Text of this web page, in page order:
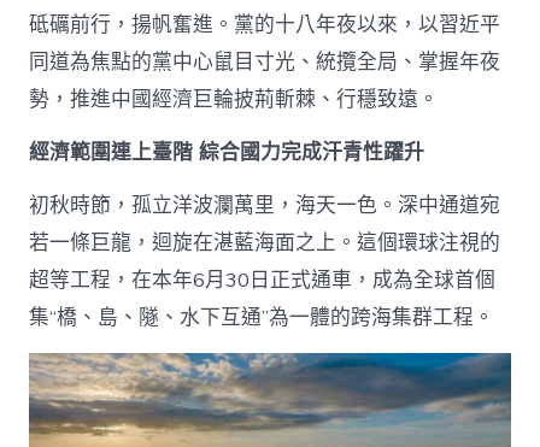
年
查
包
養
app
經
濟
成
長
成
績
綜
述
_
中
國
網〉
中
砥礪前行，揚帆奮進。黨的十八年夜以來，以習近平
同道為焦點的黨中心鼠目寸光、統攬全局、掌握年夜
勢，推進中國經濟巨輪披荊斬棘、行穩致遠。
經濟範圍連上臺階 綜合國力完成汗青性躍升
初秋時節，孤立洋波瀾萬里，海天一色。深中通道宛
若一條巨龍，迴旋在湛藍海面之上。這個環球注視的
超等工程，在本年6月30日正式通車，成為全球首個
集“橋、島、隧、水下互通”為一體的跨海集群工程。